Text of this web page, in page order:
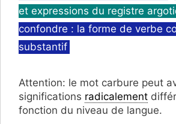
et expressions du registre
confondre : la forme de verbe
substantif
Attention: le mot carbure peut
significations radicalement
fonction du niveau de langue.